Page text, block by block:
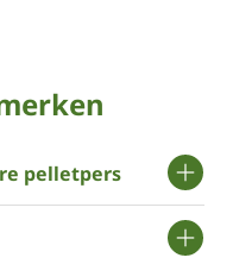
pelletpers